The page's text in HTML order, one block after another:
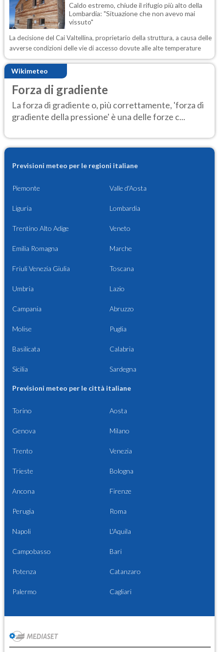
Caldo estremo, chiude il rifugio più alto della
Lombardia: "Situazione che non avevo mai
vissuto"
La decisione del Cai Valtellina, proprietario della struttura, a causa delle
avverse condizioni delle vie di accesso dovute alle alte temperature
Wikimeteo
Forza di gradiente
La forza di gradiente o, più correttamente, 'forza di
gradiente della pressione' è una delle forze c...
Previsioni meteo per le regioni italiane
Piemonte Valle d'Aosta
Liguria Lombardia
Trentino Alto Adige Veneto
Emilia Romagna Marche
Friuli Venezia Giulia Toscana
Umbria Lazio
Campania Abruzzo
Molise Puglia
Basilicata Calabria
Sicilia Sardegna
Previsioni meteo per le città italiane
Torino Aosta
Genova Milano
Trento Venezia
Trieste Bologna
Ancona Firenze
Perugia Roma
Napoli L'Aquila
Campobasso Bari
Potenza Catanzaro
Palermo Cagliari